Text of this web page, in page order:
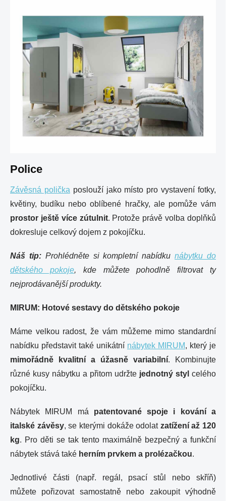
Police
Závěsná polička poslouží jako místo pro vystavení fotky,
květiny, budíku nebo oblíbené hračky, ale pomůže vám
prostor ještě více zútulnit. Protože právě volba doplňků
dokresluje celkový dojem z pokojíčku.
Náš tip:Prohlédněte si kompletní nabídkunábytku do
dětského pokoje, kde můžete pohodlně filtrovat ty
nejprodávanější produkty.
MIRUM: Hotové sestavy do dětského pokoje
Máme velkou radost, že vám můžeme mimo standardní
nabídku představit také unikátní nábytek MIRUM, který je
mimořádně kvalitní a úžasně variabilní. Kombinujte
různé kusy nábytku a přitom udržte jednotný styl celého
pokojíčku.
Nábytek MIRUM má patentované spoje i kování a
italské závěsy, se kterými dokáže odolat zatížení až 120
kg. Pro děti se tak tento maximálně bezpečný a funkční
nábytek stává také herním prvkem a prolézačkou.
Jednotlivé části (např. regál, psací stůl nebo skříň)
můžete pořizovat samostatně nebo zakoupit výhodně